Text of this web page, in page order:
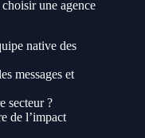
une agence
native des
messages et
secteur ?
de l’impact